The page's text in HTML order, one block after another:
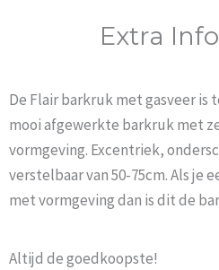
Extra
De Flair barkruk met gasveer
mooi afgewerkte barkruk met
vormgeving. Excentriek,
verstelbaar van 50-75cm. Als je
met vormgeving dan is dit de
Altijd de goedkoopste!